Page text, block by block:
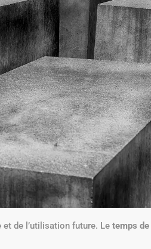
et de l’utilisation future. Le temps